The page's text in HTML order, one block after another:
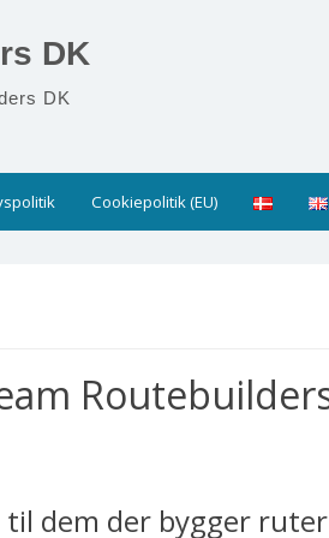
DK
DK
Cookiepolitik (EU)
dem der bygger